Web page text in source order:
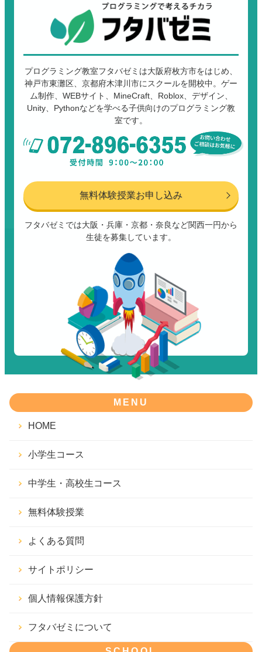
プログラミング教室フタバゼミは大阪府枚方市をはじめ、
神戸市東灘区、京都府木津川市にスクールを開校中。ゲー
ム制作、WEBサイト、MineCraft、Roblox、デザイン、
Unity、Pythonなどを学べる子供向けのプログラミング教
室です。
無料体験授業お申し込み
フタバゼミでは大阪・兵庫・京都・奈良など関西一円から
生徒を募集しています。
MENU
HOME
小学生コース
中学生・高校生コース
無料体験授業
よくある質問
サイトポリシー
個人情報保護方針
フタバゼミについて